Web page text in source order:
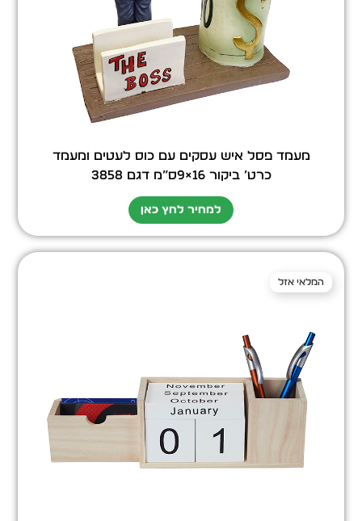
מעמד פסל איש עסקים עם כוס לעטים ומעמד
כרט’ ביקור 16×9ס”מ דגם 3858
למחיר לחץ כאן
המלאי אזל